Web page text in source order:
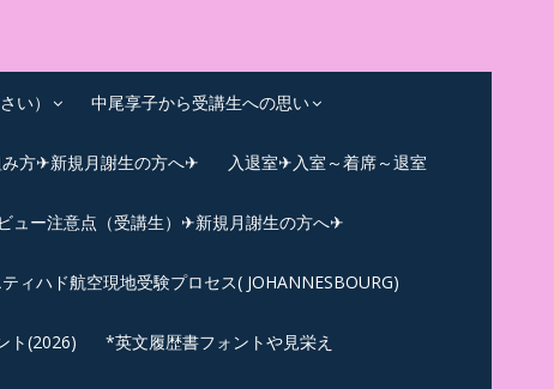
い） 中尾享子から受講生への思い
み方✈新規月謝生の方へ✈ 入退室✈入室～着席～退室
ュー注意点（受講生）✈新規月謝生の方へ✈
ィハド航空現地受験プロセス( JOHANNESBOURG)
ト(2026) *英文履歴書フォントや見栄え